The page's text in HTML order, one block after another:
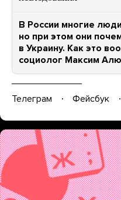
В России многие
но при этом они
в Украину. Как это
социолог Максим
Телеграм Фейсбук